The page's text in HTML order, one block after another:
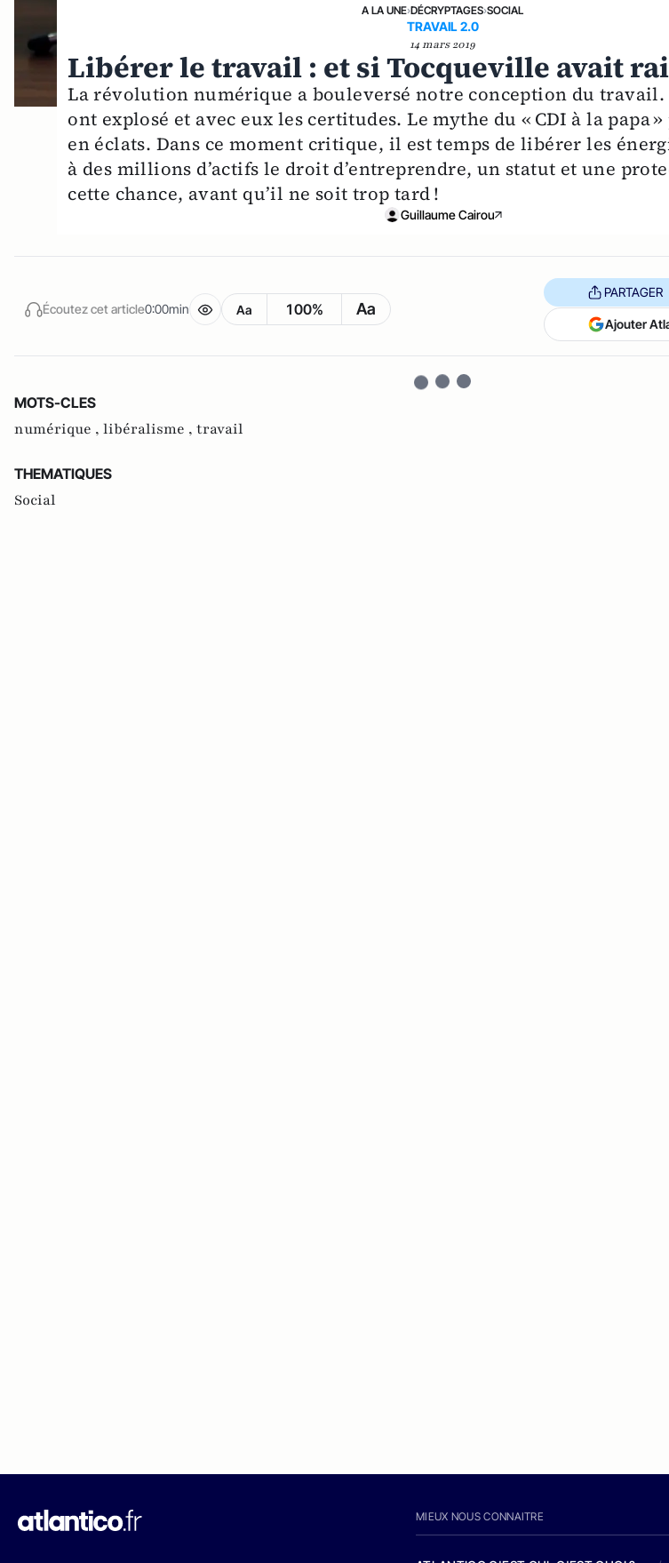
A LA UNE›DÉCRYPTAGES›SOCIAL
TRAVAIL 2.0
14 mars 2019
Libérer le travail : et si Tocqueville avait
La révolution numérique a bouleversé notre conception du travail.
ont explosé et avec eux les certitudes. Le mythe du « CDI à la papa
en éclats. Dans ce moment critique, il est temps de libérer les
à des millions d’actifs le droit d’entreprendre, un statut et une
cette chance, avant qu’il ne soit trop tard !
Guillaume Cairou
Écoutez cet article0:00min Aa 100% Aa
PARTAGER
Ajouter
MOTS-CLES
numérique , libéralisme , travail
THEMATIQUES
Social
MIEUX NOUS CONNAITRE